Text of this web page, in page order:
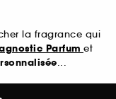
la fragrance qui
Parfum et
...